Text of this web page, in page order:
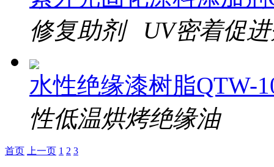
修复助剂 UV密着促
水性绝缘漆树脂QTW-
性低温烘烤绝缘油
首页 上一页 1 2 3